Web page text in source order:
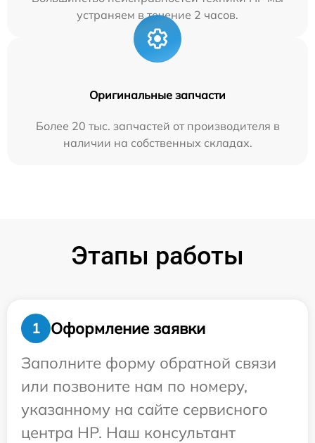
устраняем в течение 2 часов.
Оригинальные запчасти
Более 20 тыс. запчастей от производителя в
наличии на собственных складах.
Этапы работы
1
Оформление заявки
Заполните форму обратной связи
или позвоните нам по номеру,
указанному на сайте сервисного
центра HP. Наш консультант